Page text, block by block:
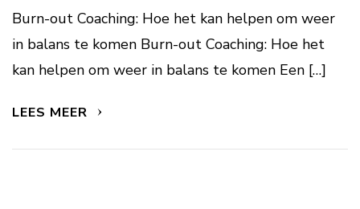
Burn-out Coaching: Hoe het kan helpen om weer
in balans te komen Burn-out Coaching: Hoe het
kan helpen om weer in balans te komen Een […]
LEES MEER